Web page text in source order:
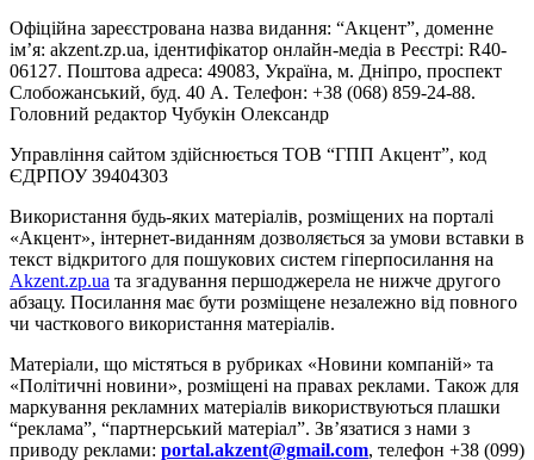
Офіційна зареєстрована назва видання: “Акцент”, доменне
ім’я: akzent.zp.ua, ідентифікатор онлайн-медіа в Реєстрі: R40-
06127. Поштова адреса: 49083, Україна, м. Дніпро, проспект
Слобожанський, буд. 40 А. Телефон: +38 (068) 859-24-88.
Головний редактор Чубукін Олександр
Управління сайтом здійснюється ТОВ “ГПП Акцент”, код
ЄДРПОУ 39404303
Використання будь-яких матеріалів, розміщених на порталі
«Акцент», інтернет-виданням дозволяється за умови вставки в
текст відкритого для пошукових систем гіперпосилання на
Akzent.zp.ua та згадування першоджерела не нижче другого
абзацу. Посилання має бути розміщене незалежно від повного
чи часткового використання матеріалів.
Матеріали, що містяться в рубриках «Новини компаній» та
«Політичні новини», розміщені на правах реклами. Також для
маркування рекламних матеріалів використвуються плашки
“реклама”, “партнерський матеріал”. Зв’язатися з нами з
приводу реклами: portal.akzent@gmail.com, телефон +38 (099)